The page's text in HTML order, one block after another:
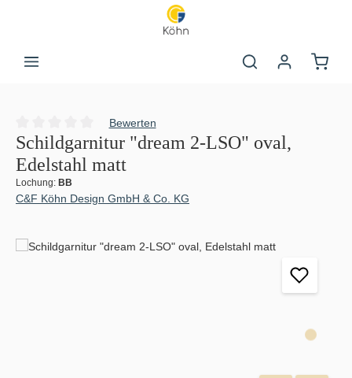
Durchschnittliche Bewertung von 0 von 5 Sternen
Bewerten
Schildgarnitur "dream 2-LSO" oval,
Edelstahl matt
Lochung: BB
C&F Köhn Design GmbH & Co. KG
Bildergalerie überspringen